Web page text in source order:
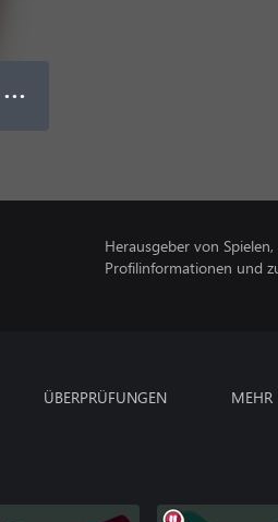
● ● ●
Herausgeber von
Profilinformationen und
ÜBERPRÜFUNGEN MEHR